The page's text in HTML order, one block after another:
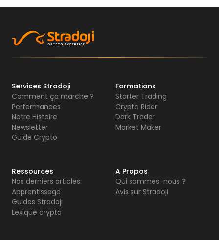
Services Stradoji
Comment ça marche ?
Performances
Notre Histoire
Newsletter
Guide Crypto
Formations
Starter Trading
Crypto Rider
Dark Trader
Market Maker
Ressources
Nos derniers articles
Apprentissage
Guides Stradoji
Lexique crypto
A Propos
Qui sommes-nous ?
Avis sur Stradoji